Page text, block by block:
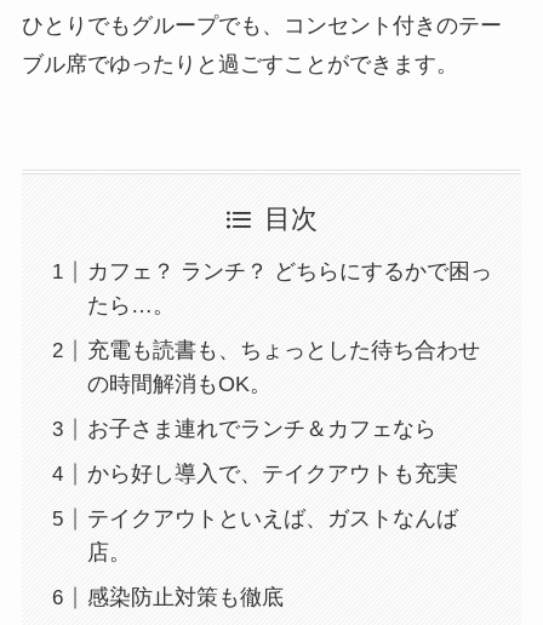
ひとりでもグループでも、コンセント付きのテー
ブル席でゆったりと過ごすことができます。
目次
カフェ？ ランチ？ どちらにするかで困っ
たら…。
充電も読書も、ちょっとした待ち合わせ
の時間解消もOK。
お子さま連れでランチ＆カフェなら
から好し導入で、テイクアウトも充実
テイクアウトといえば、ガストなんば
店。
感染防止対策も徹底